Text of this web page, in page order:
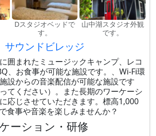
Dスタジオベッドで
す。
山中湖スタジオ外観
です。
サウンドビレッジ
囲まれたミュージックキャンプ、レコ
、お食事が可能な施設です。、Wi-Fi環
設からの音楽配信が可能な施設です
てください）。また長期のワーケーシ
応じさせていただきます。標高1,000
食事や音楽を楽しみませんか？
ーション・研修